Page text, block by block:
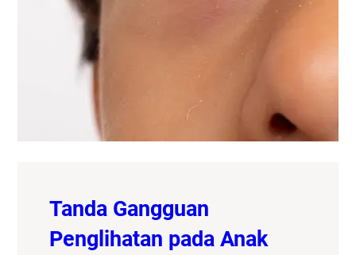
Tanda Gangguan
Penglihatan pada Anak